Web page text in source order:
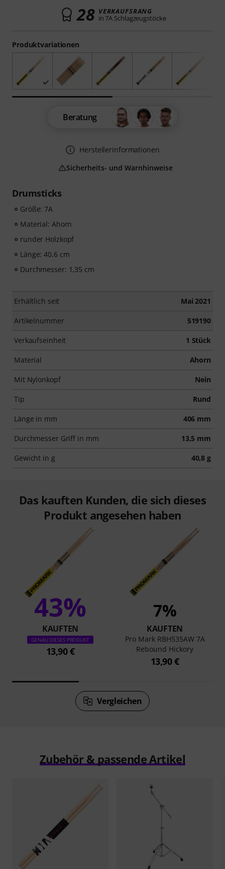
Drumsticks
Größe: 7A
Material: Ahorn
runder Holzkopf
Länge: 40,6 cm
Durchmesser: 1,35 cm
Erhältlich seit Mai 2021
Artikelnummer 519190
Verkaufseinheit 1 Stück
Material Ahorn
Mit Nylonkopf Nein
Tip Rund
Länge in mm 406 mm
Durchmesser Griff in mm 13,5 mm
Gewicht in g 40,8 g
Produktvariationen
28 VERKAUFSRANG
in 7A Schlagzeugstöcke
Beratung
Herstellerinformationen
Sicherheits- und Warnhinweise
Das kauften Kunden, die sich dieses
Produkt angesehen haben
43%
KAUFTEN
GENAU DIESES PRODUKT
13,90 €
7%
KAUFTEN
Pro Mark RBH535AW 7A
Rebound Hickory
13,90 €
Vergleichen
Zubehör & passende Artikel